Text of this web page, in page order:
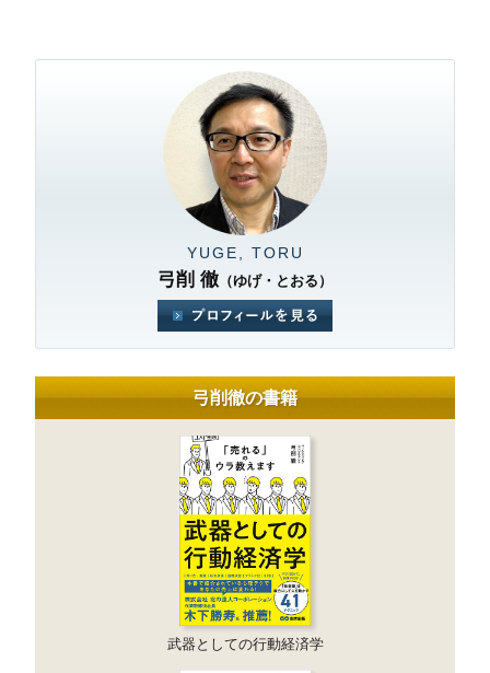
YUGE, TORU
弓削 徹 （ゆげ・とおる）
弓削徹の書籍
武器としての行動経済学